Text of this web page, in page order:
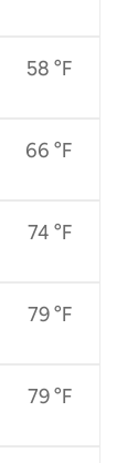
58 °F
66 °F
74 °F
79 °F
79 °F